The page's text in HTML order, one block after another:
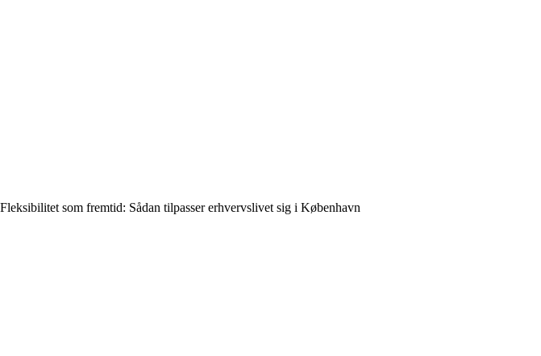
Fleksibilitet som fremtid: Sådan tilpasser erhvervslivet sig i København